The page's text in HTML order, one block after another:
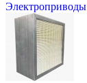
Электроприводы